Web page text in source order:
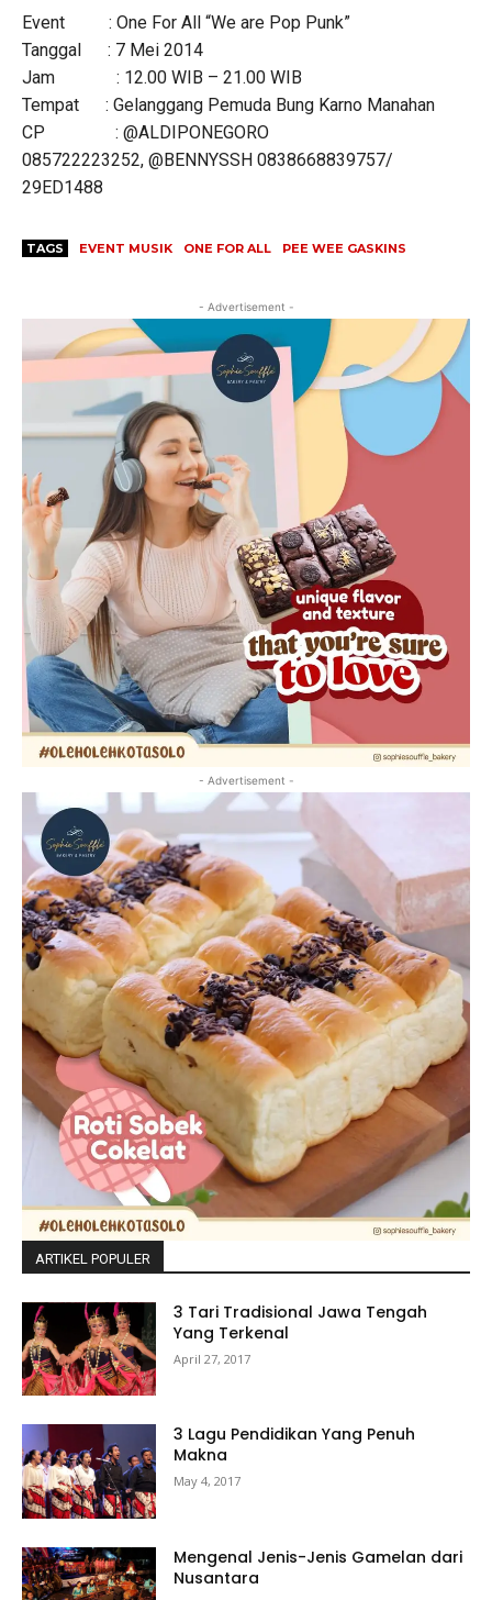
Event : One For All “We are Pop Punk”
Tanggal : 7 Mei 2014
Jam : 12.00 WIB – 21.00 WIB
Tempat : Gelanggang Pemuda Bung Karno Manahan
CP : @ALDIPONEGORO
085722223252, @BENNYSSH 0838668839757/
29ED1488
TAGS EVENT MUSIK ONE FOR ALL PEE WEE GASKINS
- Advertisement -
- Advertisement -
ARTIKEL POPULER
3 Tari Tradisional Jawa Tengah
Yang Terkenal
April 27, 2017
3 Lagu Pendidikan Yang Penuh
Makna
May 4, 2017
Mengenal Jenis-Jenis Gamelan dari
Nusantara